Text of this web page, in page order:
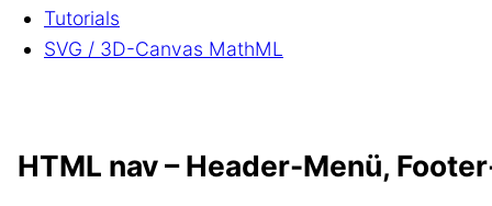
Tutorials
SVG / 3D-Canvas MathML
HTML nav – Header-Menü,